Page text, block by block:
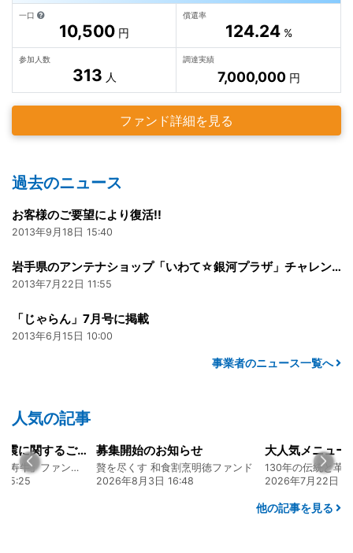
一口
10,500 円
償還率
124.24%
参加人数
313 人
調達実績
7,000,000円
ファンド詳細を見る
過去のニュース
お客様のご要望により復活!!
2013年9月18日 15:40
岩手県のアンテナショップ「いわて☆銀河プラザ」チャレンジコーナー
2013年7月22日 11:55
「じゃらん」7月号に掲載
2013年6月15日 10:00
事業者のニュース一覧へ
人気の記事
令和8年熊本地震に関するご報告
熊本 あか牛「延寿牛」ファンド2026
15:25
募集開始のお知らせ
贅を尽くす 和食割烹明徳ファンド
2026年8月3日 16:48
2026年7月22日
他の記事を見る